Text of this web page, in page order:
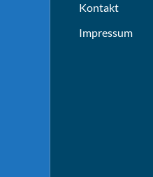
Kontakt
Impressum